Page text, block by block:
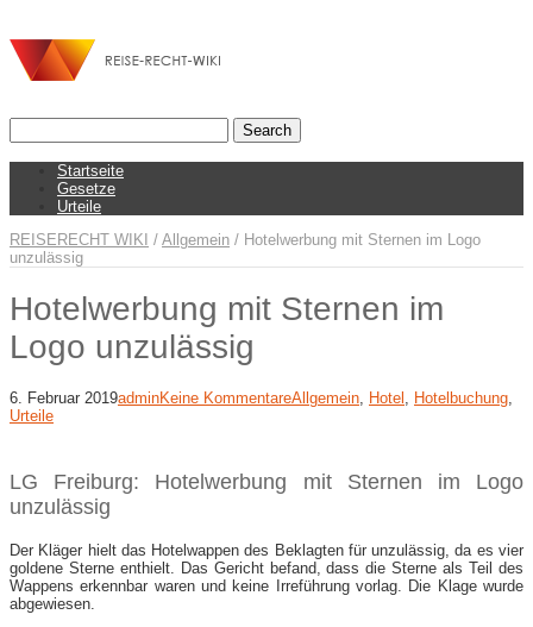
Startseite
Gesetze
Urteile
REISERECHT WIKI / Allgemein / Hotelwerbung mit Sternen im Logo
unzulässig
Hotelwerbung mit Sternen im
Logo unzulässig
6. Februar 2019adminKeine KommentareAllgemein Hotel Hotelbuchung
Urteile
LG Freiburg: Hotelwerbung mit Sternen im Logo
unzulässig
Der Kläger hielt das Hotelwappen des Beklagten für unzulässig, da es vier
goldene Sterne enthielt. Das Gericht befand, dass die Sterne als Teil des
Wappens erkennbar waren und keine Irreführung vorlag. Die Klage wurde
abgewiesen.